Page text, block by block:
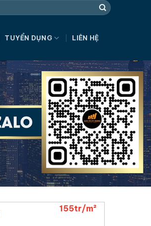
TUYỂN DỤNG LIÊN HỆ
155tr/m²